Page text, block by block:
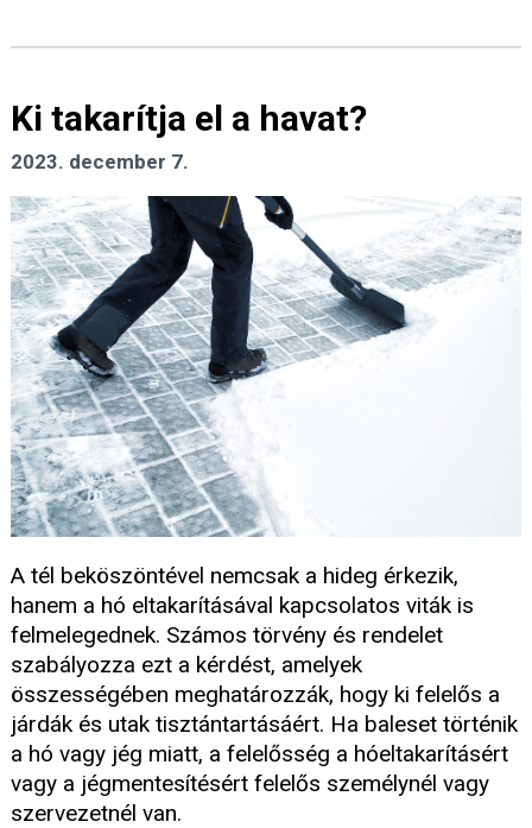
Ki takarítja el a havat?
2023. december 7.
A tél beköszöntével nemcsak a hideg érkezik,
hanem a hó eltakarításával kapcsolatos viták is
felmelegednek. Számos törvény és rendelet
szabályozza ezt a kérdést, amelyek
összességében meghatározzák, hogy ki felelős a
járdák és utak tisztántartásáért. Ha baleset történik
a hó vagy jég miatt, a felelősség a hóeltakarításért
vagy a jégmentesítésért felelős személynél vagy
szervezetnél van.